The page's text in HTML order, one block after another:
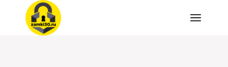
Перейти
содержимому